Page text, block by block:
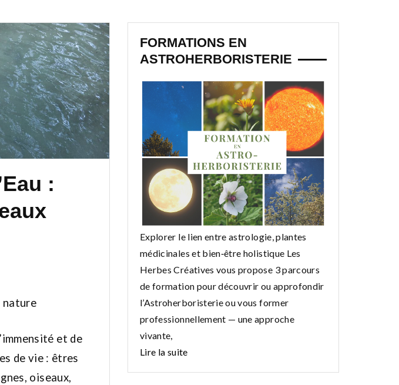
:
nature
et de
de vie : êtres
oiseaux,
FORMATIONS EN
ASTROHERBORISTERIE
Explorer le lien entre astrologie, plantes
médicinales et bien‑être holistique Les
Herbes Créatives vous propose 3 parcours
de formation pour découvrir ou approfondir
l’Astroherboristerie ou vous former
professionnellement — une approche
vivante,
Lire la suite